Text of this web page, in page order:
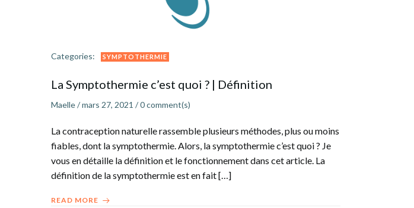
Categories: SYMPTOTHERMIE
La Symptothermie c’est quoi ? | Définition
Maelle/mars 27, 2021 /0comment(s)
La contraception naturelle rassemble plusieurs méthodes, plus ou moins
fiables, dont la symptothermie. Alors, la symptothermie c’est quoi ? Je
vous en détaille la définition et le fonctionnement dans cet article. La
définition de la symptothermie est en fait […]
READ MORE